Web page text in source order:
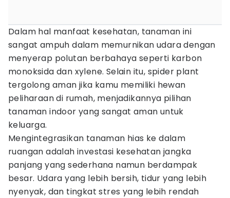
Dalam hal manfaat kesehatan, tanaman ini
sangat ampuh dalam memurnikan udara dengan
menyerap polutan berbahaya seperti karbon
monoksida dan xylene. Selain itu, spider plant
tergolong aman jika kamu memiliki hewan
peliharaan di rumah, menjadikannya pilihan
tanaman indoor yang sangat aman untuk
keluarga.
Mengintegrasikan tanaman hias ke dalam
ruangan adalah investasi kesehatan jangka
panjang yang sederhana namun berdampak
besar. Udara yang lebih bersih, tidur yang lebih
nyenyak, dan tingkat stres yang lebih rendah